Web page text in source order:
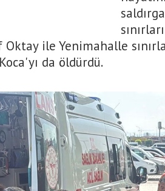
Oktay ile Yenimahalle
da öldürdü.